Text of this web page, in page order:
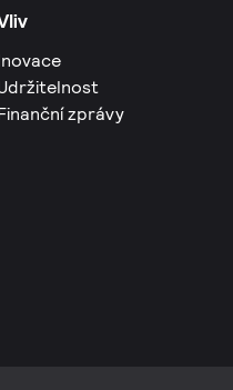
zprávy